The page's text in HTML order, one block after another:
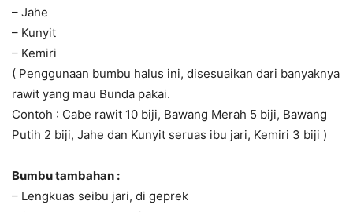
– Jahe
– Kunyit
– Kemiri
( Penggunaan bumbu halus ini, disesuaikan dari banyaknya
rawit yang mau Bunda pakai.
Contoh : Cabe rawit 10 biji, Bawang Merah 5 biji, Bawang
Putih 2 biji, Jahe dan Kunyit seruas ibu jari, Kemiri 3 biji )
Bumbu tambahan :
– Lengkuas seibu jari, di geprek